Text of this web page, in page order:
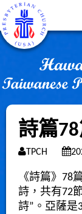
詩篇
TPCH
《詩篇》78
詩，共有72
詩”。亞薩